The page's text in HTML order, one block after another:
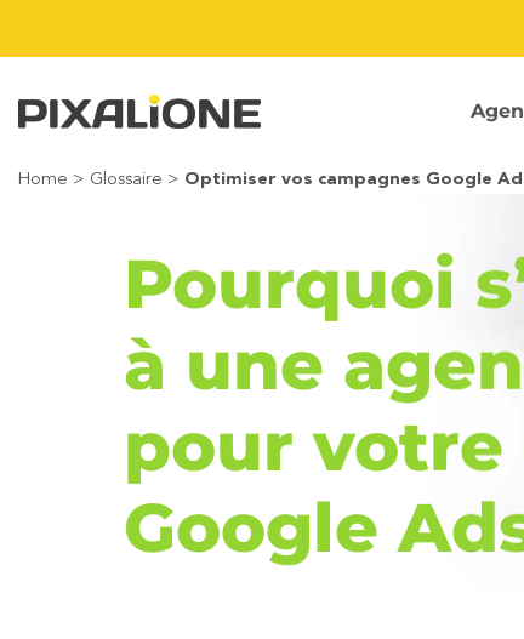
Home > Glossaire > Optimiser vos campagnes Google
Pourquoi
à une
pour votre
Google